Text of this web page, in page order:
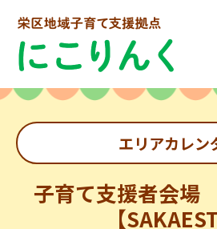
エリアカレン
子育て支援者会場
【